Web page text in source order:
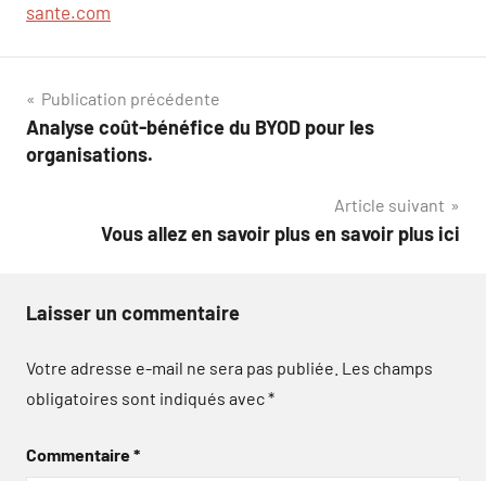
sante.com
Navigation
de
Publication précédente
Analyse coût-bénéfice du BYOD pour les
organisations.
Article suivant
Vous allez en savoir plus en savoir plus ici
Laisser un commentaire
Votre adresse e-mail ne sera pas publiée. Les champs
obligatoires sont indiqués avec*
Commentaire*